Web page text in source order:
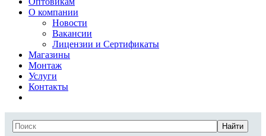
О компании
Новости
Вакансии
Лицензии и Сертификаты
Магазины
Монтаж
Услуги
Контакты
Найти